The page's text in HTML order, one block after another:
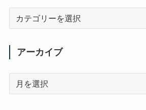
アーカイブ